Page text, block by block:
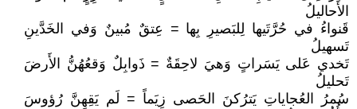
الأَحاليلُ
قَنواءُ في حُرَّتَيها لِلبَصيرِ بِها = عِتقٌ مُبينٌ وَفي الخَدَّينِ
تَسهيلُ
تَخدي عَلى يَسَراتٍ وَهيَ لاحِقَةٌ = ذَوابِلٌ وَقعُهُنُّ الأَرضَ
تَحليلُ
سُمرُ العُجاياتِ يَترُكنَ الحَصى زِيَماً = لَم يَقِهِنَّ رُؤوسَ